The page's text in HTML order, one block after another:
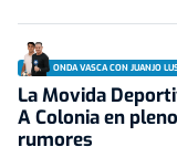
ONDA VASCA CON JUANJO
La Movida
A Colonia en
rumores